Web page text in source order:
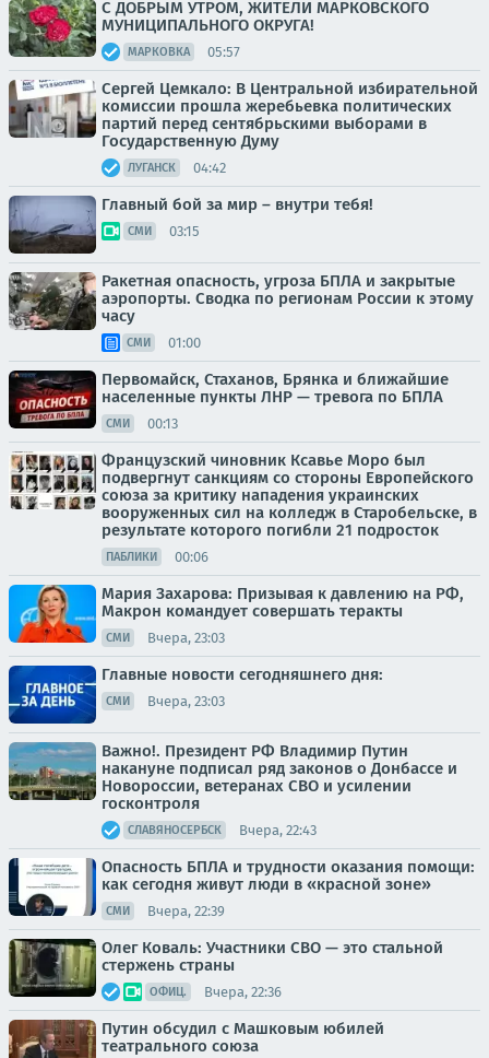
С ДОБРЫМ УТРОМ, ЖИТЕЛИ МАРКОВСКОГО
МУНИЦИПАЛЬНОГО ОКРУГА!
МАРКОВКА 05:57
Сергей Цемкало: В Центральной избирательной
комиссии прошла жеребьевка политических
партий перед сентябрьскими выборами в
Государственную Думу
ЛУГАНСК 04:42
Главный бой за мир – внутри тебя!
СМИ 03:15
Ракетная опасность, угроза БПЛА и закрытые
аэропорты. Сводка по регионам России к этому
часу
СМИ 01:00
Первомайск, Стаханов, Брянка и ближайшие
населенные пункты ЛНР — тревога по БПЛА
СМИ 00:13
Французский чиновник Ксавье Моро был
подвергнут санкциям со стороны Европейского
союза за критику нападения украинских
вооруженных сил на колледж в Старобельске, в
результате которого погибли 21 подросток
ПАБЛИКИ 00:06
Мария Захарова: Призывая к давлению на РФ,
Макрон командует совершать теракты
СМИ Вчера, 23:03
Главные новости сегодняшнего дня:
СМИ Вчера, 23:03
Важно!. Президент РФ Владимир Путин
накануне подписал ряд законов о Донбассе и
Новороссии, ветеранах СВО и усилении
госконтроля
СЛАВЯНОСЕРБСК Вчера, 22:43
Опасность БПЛА и трудности оказания помощи:
как сегодня живут люди в «красной зоне»
СМИ Вчера, 22:39
Олег Коваль: Участники СВО — это стальной
стержень страны
ОФИЦ. Вчера, 22:36
Путин обсудил с Машковым юбилей
театрального союза